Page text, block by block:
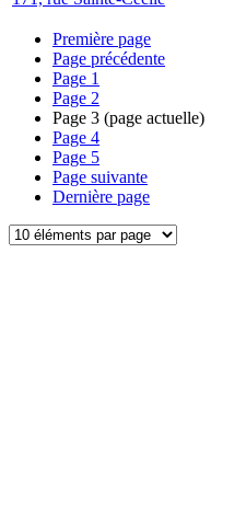
Première page
Page précédente
Page 1
Page 2
Page 3 (page actuelle)
Page 4
Page 5
Page suivante
Dernière page